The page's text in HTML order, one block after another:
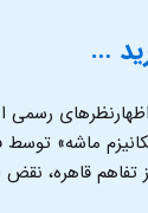
…
ماشه» توسط
تفاهم قاهره،